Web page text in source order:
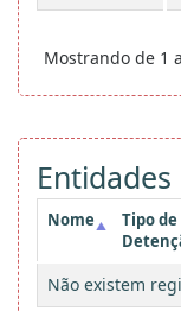
Mostrando de 1
Nome
Tipo de
Não existem